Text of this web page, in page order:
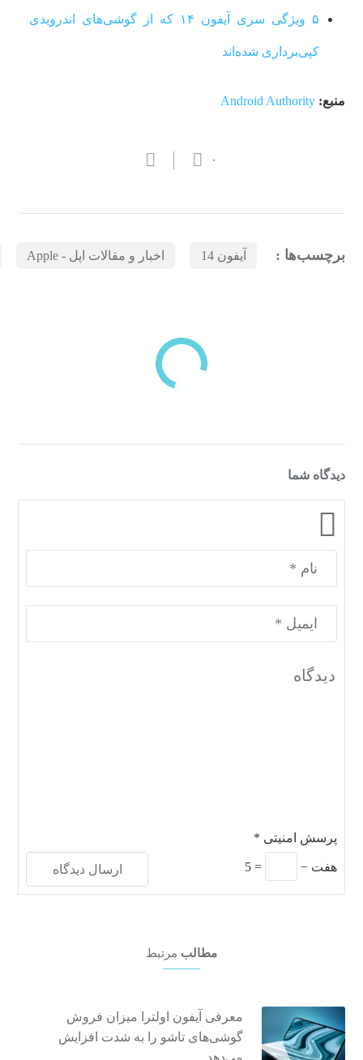
۵ ویژگی سری آیفون ۱۴ که از گوشی‌های اندرویدی
کپی‌برداری شده‌اند
منبع:Android Authority
۰
برچسب‌ها : آیفون 14 اخبار و مقالات اپل - Apple
دیدگاه شما
پرسش امنیتی *
هفت −
=
5
مطالب مرتبط
معرفی آیفون اولترا میزان فروش
گوشی‌های تاشو را به شدت افزایش
می‌دهد